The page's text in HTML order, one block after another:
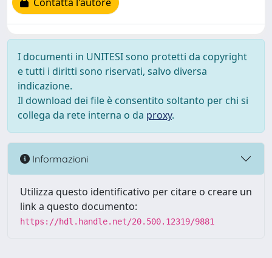
I documenti in UNITESI sono protetti da copyright
e tutti i diritti sono riservati, salvo diversa
indicazione.
Il download dei file è consentito soltanto per chi si
collega da rete interna o da proxy.
Informazioni
Utilizza questo identificativo per citare o creare un
link a questo documento:
https://hdl.handle.net/20.500.12319/9881